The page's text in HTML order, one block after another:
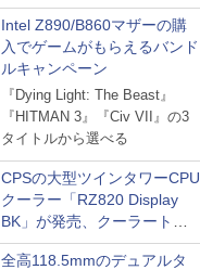
Intel Z890/B860マザーの購
入でゲームがもらえるバンド
ルキャンペーン
『Dying Light: The Beast』
『HITMAN 3』『Civ VII』の3
タイトルから選べる
CPSの大型ツインタワーCPU
クーラー「RZ820 Display
BK」が発売、クーラートッ
プに5インチ液晶搭載
全高118.5mmのデュアルタ